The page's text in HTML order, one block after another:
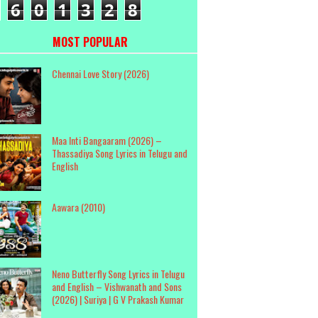
6 0 1 3 2 8
MOST POPULAR
Chennai Love Story (2026)
Maa Inti Bangaaram (2026) –
Thassadiya Song Lyrics in Telugu and
English
Aawara (2010)
Neno Butterfly Song Lyrics in Telugu
and English – Vishwanath and Sons
(2026) | Suriya | G V Prakash Kumar